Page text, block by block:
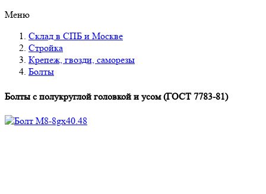
Меню
Склад в СПБ и Москве
Стройка
Крепеж, гвозди, саморезы
Болты
Болты с полукруглой головкой и усом (ГОСТ 7783-81)